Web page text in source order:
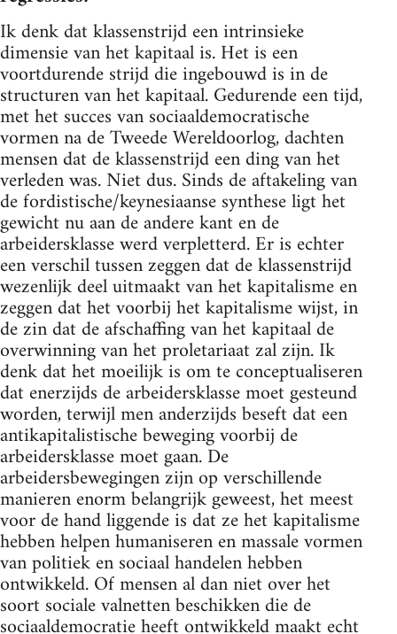
Ik denk dat klassenstrijd een intrinsieke
dimensie van het kapitaal is. Het is een
voortdurende strijd die ingebouwd is in de
structuren van het kapitaal. Gedurende een tijd,
met het succes van sociaaldemocratische
vormen na de Tweede Wereldoorlog, dachten
mensen dat de klassenstrijd een ding van het
verleden was. Niet dus. Sinds de aftakeling van
de fordistische/keynesiaanse synthese ligt het
gewicht nu aan de andere kant en de
arbeidersklasse werd verpletterd. Er is echter
een verschil tussen zeggen dat de klassenstrijd
wezenlijk deel uitmaakt van het kapitalisme en
zeggen dat het voorbij het kapitalisme wijst, in
de zin dat de afschaffing van het kapitaal de
overwinning van het proletariaat zal zijn. Ik
denk dat het moeilijk is om te conceptualiseren
dat enerzijds de arbeidersklasse moet gesteund
worden, terwijl men anderzijds beseft dat een
antikapitalistische beweging voorbij de
arbeidersklasse moet gaan. De
arbeidersbewegingen zijn op verschillende
manieren enorm belangrijk geweest, het meest
voor de hand liggende is dat ze het kapitalisme
hebben helpen humaniseren en massale vormen
van politiek en sociaal handelen hebben
ontwikkeld. Of mensen al dan niet over het
soort sociale valnetten beschikken die de